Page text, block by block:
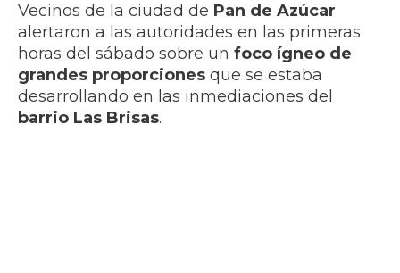
Vecinos de la ciudad de Pan de Azúcar
alertaron a las autoridades en las primeras
horas del sábado sobre un foco ígneo de
grandes proporciones que se estaba
desarrollando en las inmediaciones del
barrio Las Brisas.